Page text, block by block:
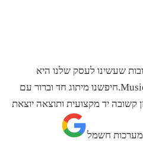
שעשינו לעסק שלנו היא
ההחלטה לעבוד עם Music On Hold.חיפשנו מיתוג חד וברור עם
קשובה יד מקצועית ותוצאה יוצאת
מערכות חשמל